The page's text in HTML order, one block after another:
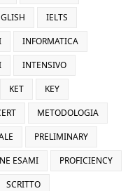
IELTS
INFORMATICA
INTENSIVO
KET
KEY
METODOLOGIA
PRELIMINARY
ESAMI
PROFICIENCY
SCRITTO